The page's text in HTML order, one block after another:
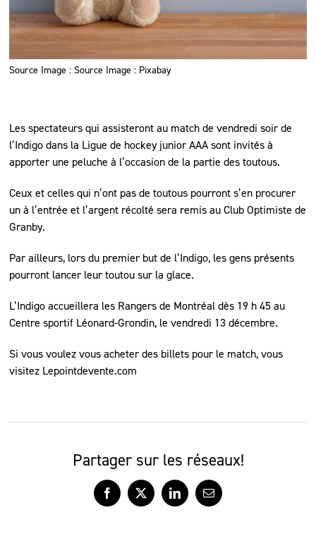
Source Image : Source Image : Pixabay
Les spectateurs qui assisteront au match de vendredi soir de
l’Indigo dans la Ligue de hockey junior AAA sont invités à
apporter une peluche à l’occasion de la partie des toutous.
Ceux et celles qui n’ont pas de toutous pourront s’en procurer
un à l’entrée et l’argent récolté sera remis au Club Optimiste de
Granby.
Par ailleurs, lors du premier but de l’Indigo, les gens présents
pourront lancer leur toutou sur la glace.
L’Indigo accueillera les Rangers de Montréal dès 19 h 45 au
Centre sportif Léonard-Grondin, le vendredi 13 décembre.
Si vous voulez vous acheter des billets pour le match, vous
visitez Lepointdevente.com
Partager sur les réseaux!
Facebook
X LinkedInCourriel